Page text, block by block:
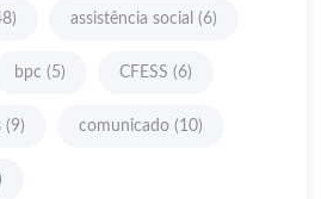
assistência social (6)
bpc (5) CFESS (6)
(9) comunicado (10)